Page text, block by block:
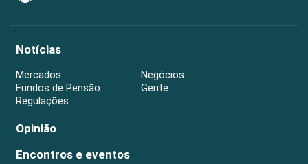
Notícias
Mercados
Negócios
Fundos de Pensão
Gente
Regulações
Opinião
Encontros e eventos